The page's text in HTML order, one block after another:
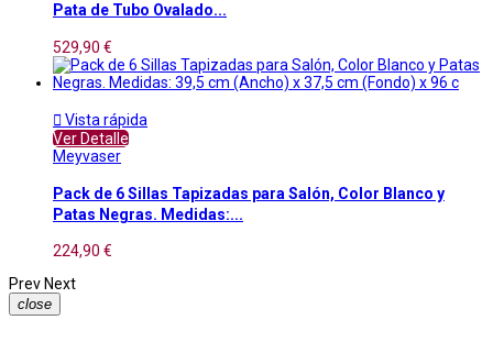
Pata de Tubo Ovalado...
529,90 €
 Vista rápida
Ver Detalle
Meyvaser
Pack de 6 Sillas Tapizadas para Salón, Color Blanco y
Patas Negras. Medidas:...
224,90 €
Prev Next
close